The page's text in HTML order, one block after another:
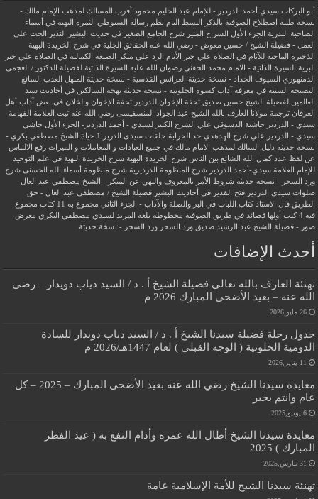
أبو البركات سيدي أحمد الدردير - للإمام عبد الحليم محمود
أقرب المسالك لمذهب الإمام مالك -
نسخة طيبة اصطلاح الصوفية بالذكر البسط التام نظم رسالة السيوطي
الثمرة البهية في أسماء
الصاحبة البدرية
الجزء الأول السراج المنير شرح الجامع الصغير في حديث البشير النذير
الحث على
العمل - فضيلة الشيخ / حسين معوض - رضي الله عنه
الحقائق الجلية في شرح الخريدة البهية
الذخيرة الماحية للآثام في الصلاة علي خير الأنام
الرد علي منكر الصيغة الكمالية في الصلاة علي خير
البرية
السيرة الذاتية - الامام محمد الحفنى رضوان الله عليه
السيرة الذاتية لفضيلة الدكتور / العجمي
الدمنهوري
السيوف الحداد - نسخة حديثة العرائس القدسية - نسخة حديثة
المنهل العذب السائغ
النصيحة السنية في معرفة آداب كسوة الخلوتية - نسخة حديثة بهجة السالكين في أحاديث سيد
العالمين لفضيلة الشيخ حسين صديق
تحفة الإخوان للدردير تحفة الإخوان والخلان في بعض آداب أهل
العرفان ترجمة مولانا العارف بالله الشيخ عبد الجواد المنسفيسى رضي الله عنه ثبت العلامة الفهامة
سيدي - الدردير
حاشية الدسوقي علي الشرح الكبير لسيدي - أحمد الدردير- الجزء الأول حاشي
سيدي - الدردير علي شرح الهدهدي حد الحرابة حلقات سيدى الدرير 1
حياة الشيخ مصطفي بكري -
نسخة حديثة دليل السالك لمذهب الامام مالك في جميع العبادات و المعاملات و الميراث رفع الالتباس
عن لفظ عدد كمال الله الشائع بين الناس شرح الخريدة البهية شرح الخريدة البهية في علم التوحيد
للإمام العلامة سيدي-أحمد الدردير شرح المنظومة الدرديرية شرح منظومة أسماء الله الحسنى شرح
ورد السحر - نسخة حديثة شروط الأمر بالمعروف والنهي عن المنكر - الشيخ مصطفي عبد العال
صلوات سيدى الدردير فتح القدير في أحاديث البشير فضيلة الشيخ / مصطفى عبد العال - حق
الطريق
قال الاستاذ كتاب اللباب في البر والصلة والآداب - الجزء الثاني مجموع به 11 كتاب
مجموع
فيه 4 كتب أولها قصائد في طريق الصوفية
مخطوطة بلغة المريد لسيدي مصطفي البكري معرض
صور - فضيلة الشيخ عبد الرشيد صديق
ورد السحر ورد السحر - نسخة حديثة
أحدث الإضافات
تهنئة العارف بالله تعالي فضيلة الشيخ أ . د / السيد دياب دويدار – رضي
الله عنه – بعيد الأضحى المبارك 2026 م
26 مايو,2026
جدول رحلة فضيلة سيدنا الشيخ أ . د / السيد دياب دويدار للسادة
الدومية الخلوتية ( الوجه القبلي ) لعام 1447هـ/2026 م
11 يناير,2026
معايدة سيدنا الشيخ رضي الله عنه بعيد الأضحى المبارك – 2025 – كل
عام وانتم بخير
6 يونيو,2025
معايدة سيدنا الشيخ أطال الله عمره وأدام النفع به ( عيد الفطر
المبارك ) 2025
31 مارس,2025
تهنئة سيدنا الشيخ للأمة الإسلامية عامة